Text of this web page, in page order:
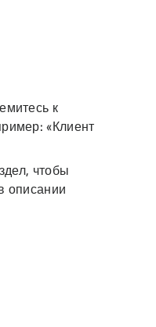
к
«Клиент
чтобы
описании